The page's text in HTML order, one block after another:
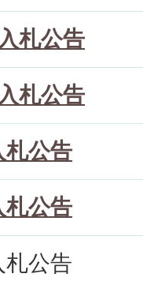
札公告
札公告
札公告
札公告
公告